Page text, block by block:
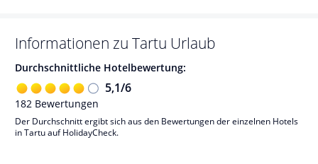
Informationen zu Tartu Urlaub
Durchschnittliche Hotelbewertung:
5,1/6
182 Bewertungen
Der Durchschnitt ergibt sich aus den Bewertungen der einzelnen Hotels
in Tartu auf HolidayCheck.